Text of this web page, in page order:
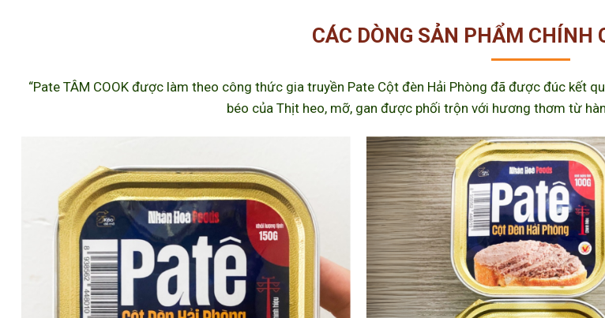
CÁC DÒNG SẢN PHẨM CHÍNH
“Pate TÂM COOK được làm theo công thức gia truyền Pate Cột đèn Hải Phòng đã được đúc kết
béo của Thịt heo, mỡ, gan được phối trộn với hương thơm từ